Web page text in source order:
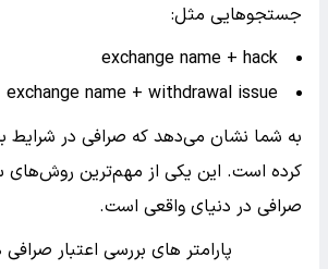
جستجوهایی مثل:
exchange name + hack
exchange name + withdrawal issue
به شما نشان می‌دهد که صرافی در شرایط
کرده است. این یکی از مهم‌ترین روش‌های
صرافی در دنیای واقعی است.